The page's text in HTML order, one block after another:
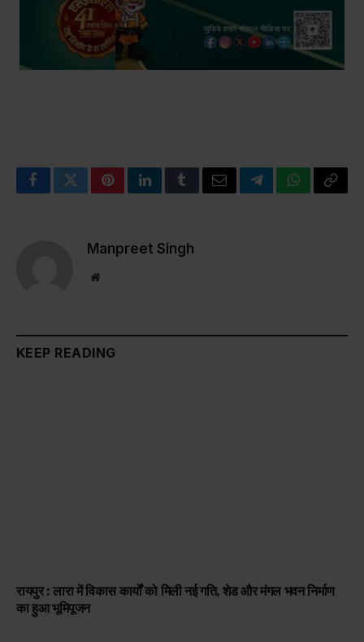
FacebookTwitterPinterestLinkedInTumblrEmailTelegramWhatsApp
Copy
Manpreet Singh
Website
KEEP READING
रायपुर : लारा में विकास कार्यों को मिली नई गति, शेड और मंगल भवन निर्माण
का हुआ भूमिपूजन